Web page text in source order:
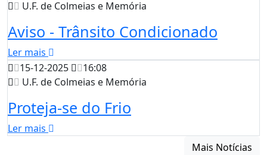
U.F. de Colmeias e Memória
Aviso - Trânsito Condicionado
Ler mais
15-12-2025
16:08
U.F. de Colmeias e Memória
Proteja-se do Frio
Ler mais
Mais Notícias